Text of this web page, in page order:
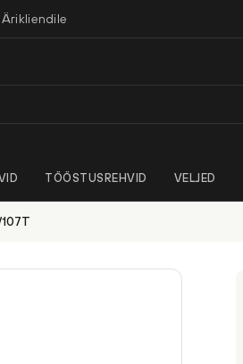
Ärikliendile
TÖÖSTUSREHVID VELJED
107T